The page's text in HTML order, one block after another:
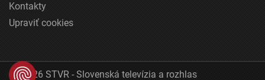
Kontakty
Upraviť cookies
© 2026 STVR - Slovenská televízia a rozhlas